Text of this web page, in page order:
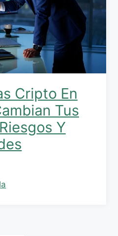
Cripto En
Tus
Y